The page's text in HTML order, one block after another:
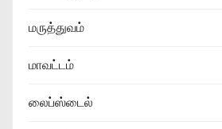
மருத்துவம்
மாவட்டம்
லைப்ஸ்டைல்